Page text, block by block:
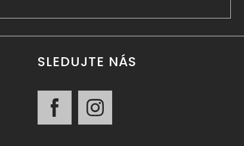
SLEDUJTE NÁS